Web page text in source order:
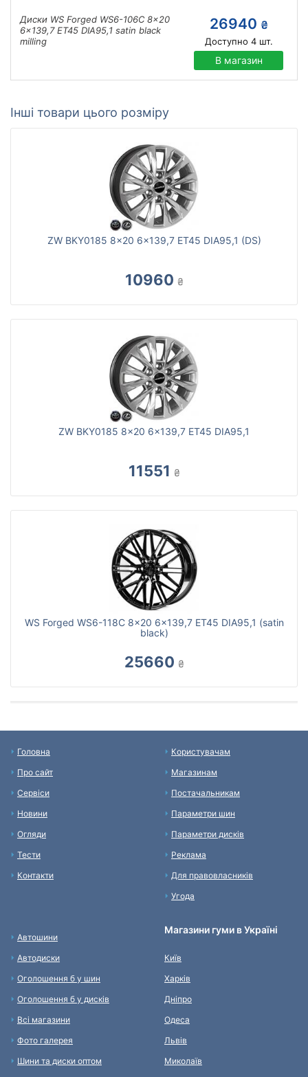
Диски WS Forged WS6-106C 8x20
6x139,7 ET45 DIA95,1 satin black
milling
26940 ₴
Доступно 4шт.
В магазин
Інші товари цього розміру
ZW BKY0185 8x20 6x139,7 ET45 DIA95,1 (DS)
10960 ₴
ZW BKY0185 8x20 6x139,7 ET45 DIA95,1
11551 ₴
WS Forged WS6-118C 8x20 6x139,7 ET45 DIA95,1 (satin
black)
25660 ₴
Головна
Про сайт
Сервіси
Новини
Огляди
Тести
Контакти
Користувачам
Магазинам
Постачальникам
Параметри шин
Параметри дисків
Реклама
Для правовласників
Угода
Автошини
Автодиски
Оголошення б у шин
Оголошення б у дисків
Всі магазини
Фото галерея
Шини та диски оптом
Магазини гуми в Україні
Київ
Харків
Дніпро
Одеса
Львів
Миколаїв